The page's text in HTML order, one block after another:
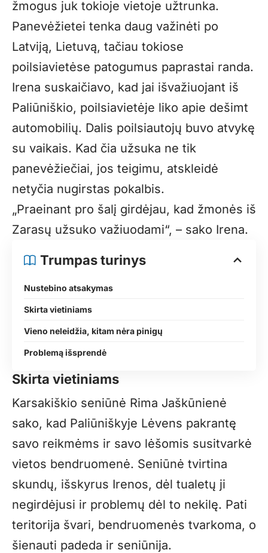
žmogus juk tokioje vietoje užtrunka.
Panevėžietei tenka daug važinėti po
Latviją, Lietuvą, tačiau tokiose
poilsiavietėse patogumus paprastai randa.
Irena suskaičiavo, kad jai išvažiuojant iš
Paliūniškio, poilsiavietėje liko apie dešimt
automobilių. Dalis poilsiautojų buvo atvykę
su vaikais. Kad čia užsuka ne tik
panevėžiečiai, jos teigimu, atskleidė
netyčia nugirstas pokalbis.
„Praeinant pro šalį girdėjau, kad žmonės iš
Zarasų užsuko važiuodami“, – sako Irena.
Trumpas turinys
Nustebino atsakymas
Skirta vietiniams
Vieno neleidžia, kitam nėra pinigų
Problemą išsprendė
Skirta vietiniams
Karsakiškio seniūnė Rima Jaškūnienė
sako, kad Paliūniškyje Lėvens pakrantę
savo reikmėms ir savo lėšomis susitvarkė
vietos bendruomenė. Seniūnė tvirtina
skundų, išskyrus Irenos, dėl tualetų ji
negirdėjusi ir problemų dėl to nekilę. Pati
teritorija švari, bendruomenės tvarkoma, o
šienauti padeda ir seniūnija.